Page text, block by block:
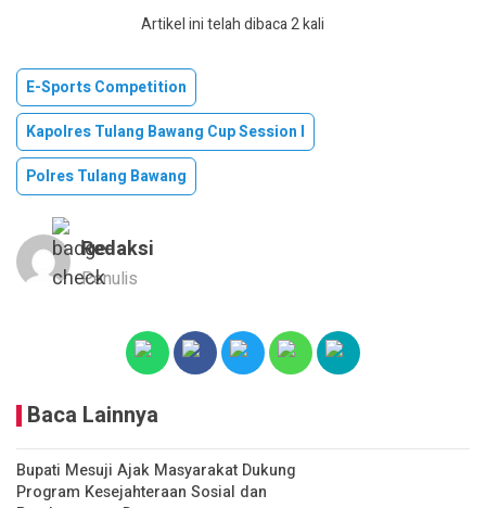
Artikel ini telah dibaca 2 kali
E-Sports Competition
Kapolres Tulang Bawang Cup Session I
Polres Tulang Bawang
Redaksi
Penulis
Baca Lainnya
Bupati Mesuji Ajak Masyarakat Dukung
Program Kesejahteraan Sosial dan